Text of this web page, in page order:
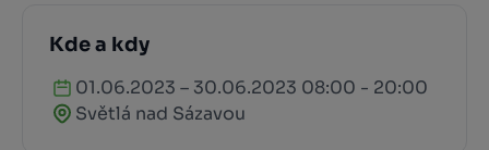
Kde a kdy
01.06.2023 – 30.06.2023 08:00 - 20:00
Světlá nad Sázavou